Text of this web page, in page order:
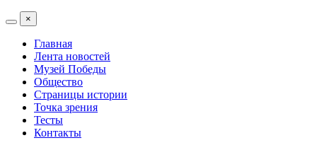
×
Главная
Лента новостей
Музей Победы
Общество
Страницы истории
Точка зрения
Тесты
Контакты